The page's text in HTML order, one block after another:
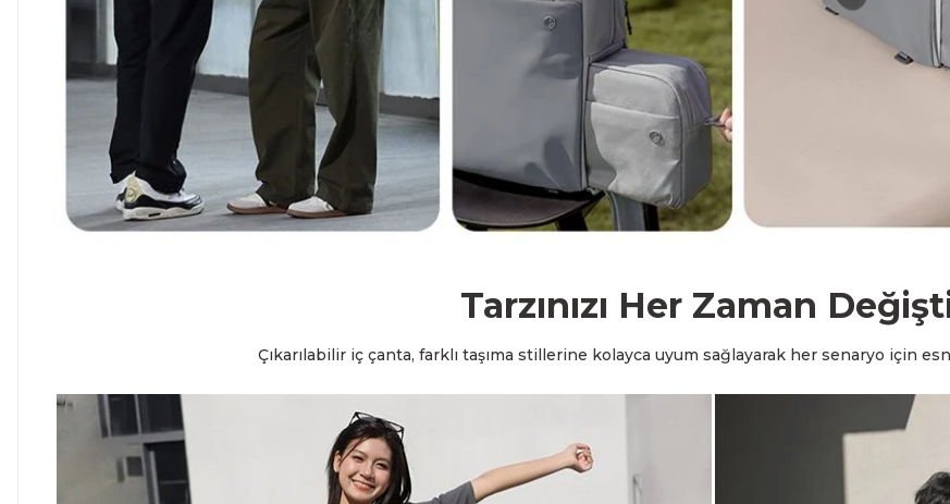
Tarzınızı Her Zaman
Çıkarılabilir iç çanta, farklı taşıma stillerine kolayca uyum sağlayarak her senaryo için